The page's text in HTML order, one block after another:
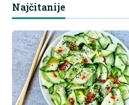
Najčitanije